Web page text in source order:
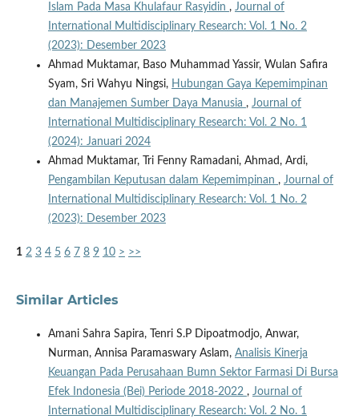
Islam Pada Masa Khulafaur Rasyidin , Journal of
International Multidisciplinary Research: Vol. 1 No. 2
(2023): Desember 2023
Ahmad Muktamar, Baso Muhammad Yassir, Wulan Safira
Syam, Sri Wahyu Ningsi, Hubungan Gaya Kepemimpinan
dan Manajemen Sumber Daya Manusia , Journal of
International Multidisciplinary Research: Vol. 2 No. 1
(2024): Januari 2024
Ahmad Muktamar, Tri Fenny Ramadani, Ahmad, Ardi,
Pengambilan Keputusan dalam Kepemimpinan , Journal of
International Multidisciplinary Research: Vol. 1 No. 2
(2023): Desember 2023
1 2 3 4 5 6 7 8 9 10 > >>
Similar Articles
Amani Sahra Sapira, Tenri S.P Dipoatmodjo, Anwar,
Nurman, Annisa Paramaswary Aslam, Analisis Kinerja
Keuangan Pada Perusahaan Bumn Sektor Farmasi Di Bursa
Efek Indonesia (Bei) Periode 2018-2022 , Journal of
International Multidisciplinary Research: Vol. 2 No. 1